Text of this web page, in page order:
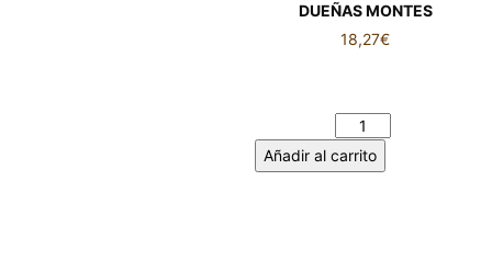
DUEÑAS MONTES
18,27€
Añadir al carrito